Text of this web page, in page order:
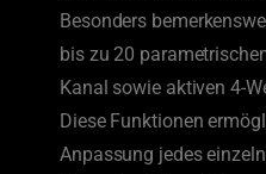
Besonders
bis zu 20
Kanal sowie aktiven 4-
Diese Funktionen
Anpassung jedes